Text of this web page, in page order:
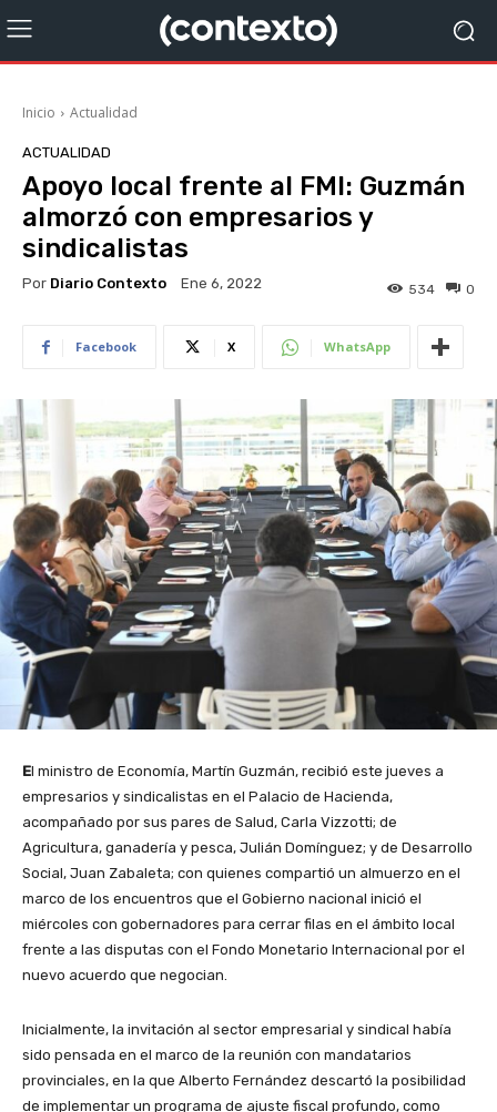
Inicio Actualidad
ACTUALIDAD
Apoyo local frente al FMI: Guzmán
almorzó con empresarios y
sindicalistas
Por Diario Contexto Ene 6, 2022 0
534
Facebook X WhatsApp
El ministro de Economía, Martín Guzmán, recibió este jueves a
empresarios y sindicalistas en el Palacio de Hacienda,
acompañado por sus pares de Salud, Carla Vizzotti; de
Agricultura, ganadería y pesca, Julián Domínguez; y de Desarrollo
Social, Juan Zabaleta; con quienes compartió un almuerzo en el
marco de los encuentros que el Gobierno nacional inició el
miércoles con gobernadores para cerrar filas en el ámbito local
frente a las disputas con el Fondo Monetario Internacional por el
nuevo acuerdo que negocian.
Inicialmente, la invitación al sector empresarial y sindical había
sido pensada en el marco de la reunión con mandatarios
provinciales, en la que Alberto Fernández descartó la posibilidad
de implementar un programa de ajuste fiscal profundo, como